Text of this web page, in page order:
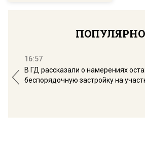
16:57
В ГД рассказали о намерениях
беспорядочную застройку на